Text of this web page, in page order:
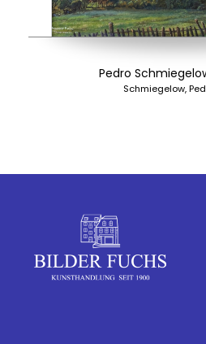
Pedro
Schmiegelow,